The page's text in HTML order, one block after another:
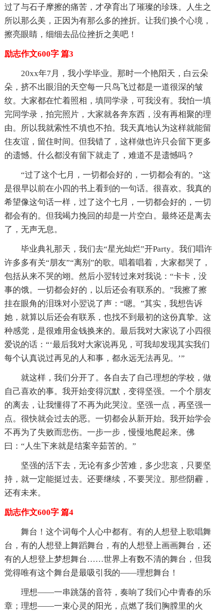
过了与石子摩擦的痛苦，才孕育出了璀璨的珍珠。人生之
所以那么美，正因为有那么多的挫折。让我们换个心境，
擦亮眼睛，细细去品位挫折之美吧！
励志作文600字 篇3
20xx年7月，我小学毕业。那时一个艳阳天，白云朵
朵，挤不出眼泪的天空每一只鸟飞过都是一道很深的皱
纹。大家都在忙着照相，填同学录，可我没有。我怕一填
完同学录，拍完照片，大家就各奔东西，没有再相聚的理
由。所以我就索性不填也不拍。我天真地认为这样就能留
住友谊，留住时间。但我错了，这样做也许只会留下更多
的遗憾。什么都没有留下就走了，难道不是遗憾吗？
“过了这个七月，一切都会好的，一切都会有的。”这
是很早以前在小四的书上看到的一句话。很喜欢。我真的
希望像这句话一样，过了这个七月，一切都会好的，一切
都会有的。但我竭力挽回的却是一片空白。最终还是离去
了，无声无息。
毕业典礼那天，我们去“星光灿烂”开Party。我们唱许
许多多有关“朋友”“离别”的歌。唱着唱着，大家都哭了，
包括从来不哭的翊。然后小翌转过来对我说：“卡卡，没
事的饿。一切都会好的，以后还会有联系的。”我擦了擦
挂在眼角的泪珠对小翌说了声：“嗯。”其实，我想告诉
她，就算以后还会有联系，也找不到最初的这份真挚。这
种感觉，是很难用金钱换来的。最后我对大家说了小四很
爱说的话：“‘最后我对大家说再见，可我却发现其实我们
每个认真说过再见的人和事，都永远无法再见。’”
就这样，我们分开了。各自去了自己理想的学校，做
自己喜欢的事。我开始变得沉默，变得坚强。一个个朋友
的离去，让我懂得了不再为此哭泣。坚强一点，再坚强一
点。很快就会过去的恶。一切都会从新开始。我开始学会
不再为了失败而悲伤。一步一步，慢慢地爬起来。佛
曰：“人生下来就是结案辛茹苦的。”
坚强的活下去，无论有多少苦难，多少悲哀，只要坚
持，就一定能挺过去。还要继续，不要哭泣。那些阴霾，
还有未来。
励志作文600字 篇4
舞台！这个词每个人心中都有。有的人想登上歌唱舞
台，有的人想登上舞蹈舞台，有的人想登上画画舞台，还
有的人想登上梦想舞台……世界上有数不清的舞台，但我
觉得唯有这个舞台是最吸引我的——理想舞台！
理想——一串跳荡的音符，奏响了我们心中青春的乐
章；理想——一束心灵的阳光，点燃了我们胸膛里的火